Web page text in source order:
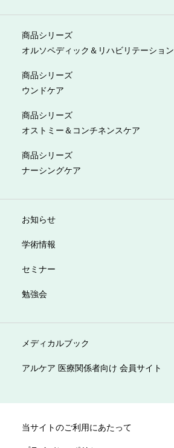
商品シリーズ
オルソペディック＆リハビリテーション
商品シリーズ
ウンドケア
商品シリーズ
オストミー＆コンチネンスケア
商品シリーズ
ナーシングケア
お知らせ
学術情報
セミナー
勉強会
メディカルブック
アルケア 医療関係者向け 会員サイト
当サイトのご利用にあたって